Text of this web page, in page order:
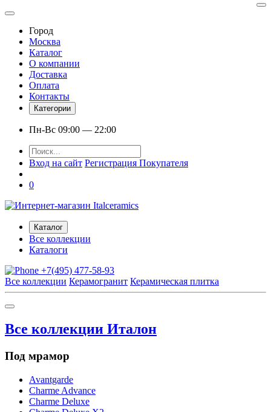
Город
Москва
Каталог
О компании
Доставка
Оплата
Контакты
Категории
Пн-Вс 09:00 — 22:00
Вход на сайт Регистрация Покупателя
0
Каталог
Все коллекции
Каталоги
+7(495) 477-58-93
Все коллекции Керамогранит Керамическая плитка
Все коллекции Италон
Под мрамор
Avantgarde
Charme Advance
Charme Deluxe